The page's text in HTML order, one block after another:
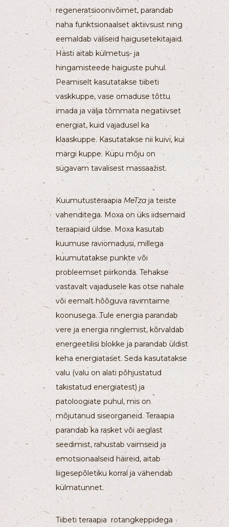
regeneratsioonivõimet, parandab
naha funktsionaalset aktiivsust ning
eemaldab väliseid haigusetekitajaid.
Hästi aitab külmetus- ja
hingamisteede haiguste puhul.
Peamiselt kasutatakse tiibeti
vaskkuppe, vase omaduse tõttu
imada ja välja tõmmata negatiivset
energiat, kuid vajadusel ka
klaaskuppe. Kasutatakse nii kuivi, kui
märgi kuppe. Kupu mõju on
sügavam tavalisest massaažist.
Kuumutusteraapia MeTzaja teiste
vahenditega. Moxa on üks iidsemaid
teraapiaid üldse. Moxa kasutab
kuumuse raviomadusi, millega
kuumutatakse punkte või
probleemset piirkonda. Tehakse
vastavalt vajadusele kas otse nahale
või eemalt hõõguva ravimtaime
koonusega. Tule energia parandab
vere ja energia ringlemist, kõrvaldab
energeetilisi blokke ja parandab üldist
keha energiataset. Seda kasutatakse
valu (valu on alati põhjustatud
takistatud energiatest) ja
patoloogiate puhul, mis on
mõjutanud siseorganeid. Teraapia
parandab ka rasket või aeglast
seedimist, rahustab vaimseid ja
emotsionaalseid häireid, aitab
liigesepõletiku korral ja vähendab
külmatunnet.
Tiibeti teraapia rotangkeppidega